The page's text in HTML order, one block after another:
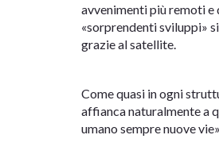
avvenimenti più remoti e
«sorprendenti sviluppi»
grazie al satellite.
Come quasi in ogni
affianca naturalmente a
umano sempre nuove vie».